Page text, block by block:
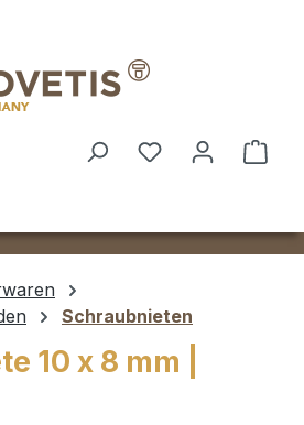
Schraubnieten
10 x 8 mm |